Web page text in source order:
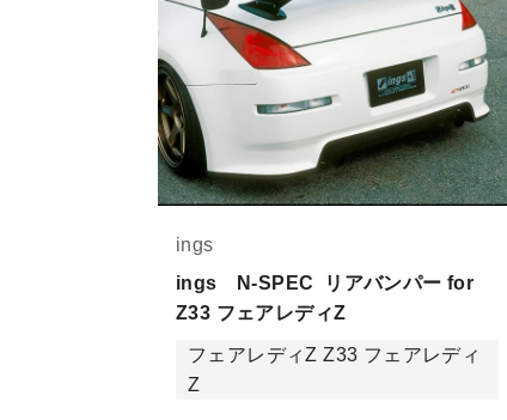
また、小さな商品でも、メーカ
・発送先に、塗装・取付店等の
・メーカーによっては、配送先
お届け商品について
商品到着後は速やかに開封のうえ
万一、商品に不具合があった場合
なお、塗装・加工・装着後の交換
商品の不具合や状況は写真等をお
ings
ings N-SPEC リアバンパー for
Z33 フェアレディZ
フェアレディZ Z33 フェアレディ
Z